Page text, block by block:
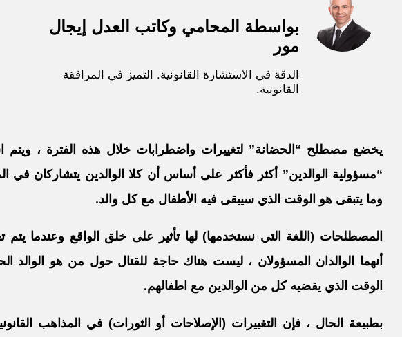
بواسطة المحامي وكاتب العدل إيجال
مور
الدقة في الاستشارة القانونية. التميز في المرافقة
القانونية.
يخضع مصطلح “الحضانة” لتغييرات واضطرابات خلال هذه الفترة ، ويتم
“مسؤولية الوالدين” أكثر فأكثر على أساس أن كلا الوالدين يتشاركان في
وما يتبقى هو الوقت الذي سيبقى فيه الأطفال مع كل والد.
المصطلحات (اللغة التي نستخدمها) لها تأثير على خلق الواقع وعندما يتم
أنهما الوالدان المسؤولان ، ليست هناك حاجة للقتال حول من هو الوالد
الوقت الذي يقضيه كل من الوالدين مع اطفالهم.
بطبيعة الحال ، فإن التغييرات (الإصلاحات أو الثورات) في المذاهب